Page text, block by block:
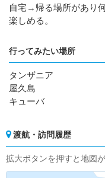
自宅→帰る場所があり
楽しめる。
行ってみたい場所
タンザニア
屋久島
キューバ
渡航・訪問履歴
拡大ボタンを押すと地図が